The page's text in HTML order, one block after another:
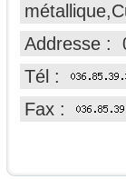
Addresse :
Tél :
Fax :